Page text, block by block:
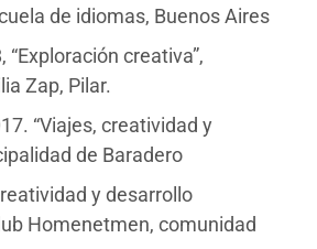
de idiomas, Buenos Aires
“Exploración creativa”,
Zap, Pilar.
“Viajes, creatividad y
de Baradero
y desarrollo
Homenetmen, comunidad